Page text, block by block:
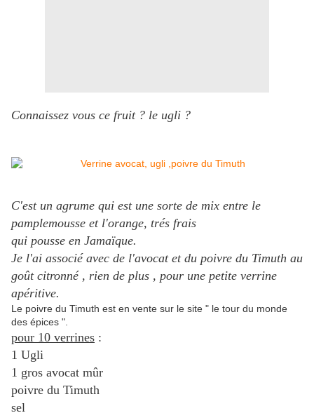
Connaissez vous ce fruit ? le ugli ?
C'est un agrume qui est une sorte de mix entre le
pamplemousse et l'orange, trés frais
qui pousse en Jamaïque.
Je l'ai associé avec de l'avocat et du poivre du Timuth au
goût citronné , rien de plus , pour une petite verrine
apéritive.
Le poivre du Timuth est en vente sur le site " le tour du monde
des épices ".
pour 10 verrines :
1 Ugli
1 gros avocat mûr
poivre du Timuth
sel